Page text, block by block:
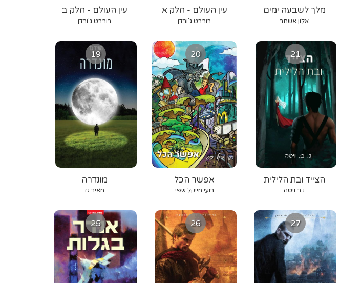
עין העולם - חלק ב
רוברט ג'ורדן
עין העולם - חלק א
רוברט ג'ורדן
מלך לשבעה ימים
אלון אשתר
19
מונדרה
מאיר גז
20
אפשר הכל
רועי מייקל שפי
21
הצייד ובת הלילית
נ.ב ויטה
25 26 27